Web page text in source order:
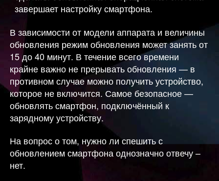
завершает настройку смартфона.
В зависимости от модели аппарата и величины
обновления режим обновления может занять от
15 до 40 минут. В течение всего времени
крайне важно не прерывать обновления — в
противном случае можно получить устройство,
которое не включится. Самое безопасное —
обновлять смартфон, подключённый к
зарядному устройству.
На вопрос о том, нужно ли спешить с
обновлением смартфона однозначно отвечу –
нет.